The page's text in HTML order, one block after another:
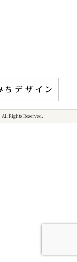
Rights Reserved.